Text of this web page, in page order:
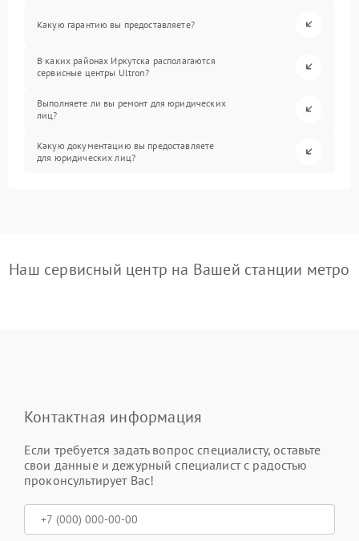
Какую гарантию вы предоставляете?
В каких районах Иркутска располагаются
сервисные центры Ultron?
Выполняете ли вы ремонт для юридических
лиц?
Какую документацию вы предоставляете
для юридических лиц?
Наш сервисный центр на Вашей станции метро
Контактная информация
Если требуется задать вопрос специалисту, оставьте
свои данные и дежурный специалист с радостью
проконсультирует Вас!